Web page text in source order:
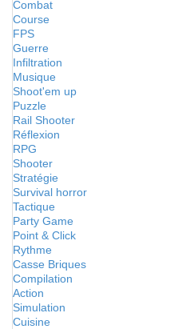
Combat
Course
FPS
Guerre
Infiltration
Musique
Shoot'em up
Puzzle
Rail Shooter
Réflexion
RPG
Shooter
Stratégie
Survival horror
Tactique
Party Game
Point & Click
Rythme
Casse Briques
Compilation
Action
Simulation
Cuisine